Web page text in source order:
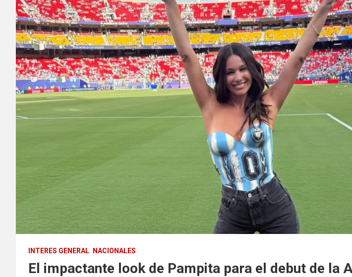
INTERES GENERAL NACIONALES
El impactante look de Pampita para el debut de la